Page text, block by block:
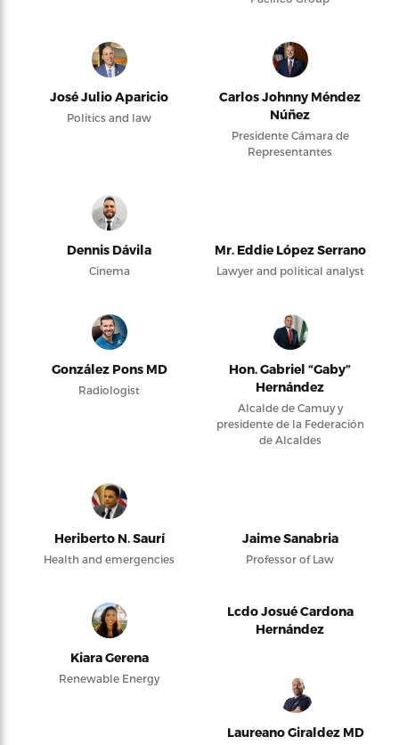
José Julio Aparicio
Politics and law
Carlos Johnny Méndez
Núñez
Presidente Cámara de
Representantes
Dennis Dávila
Cinema
Mr. Eddie López Serrano
Lawyer and political analyst
González Pons MD
Radiologist
Hon. Gabriel “Gaby”
Hernández
Alcalde de Camuy y
presidente de la Federación
de Alcaldes
Heriberto N. Saurí
Health and emergencies
Jaime Sanabria
Professor of Law
Kiara Gerena
Renewable Energy
Lcdo Josué Cardona
Hernández
Laureano Giraldez MD